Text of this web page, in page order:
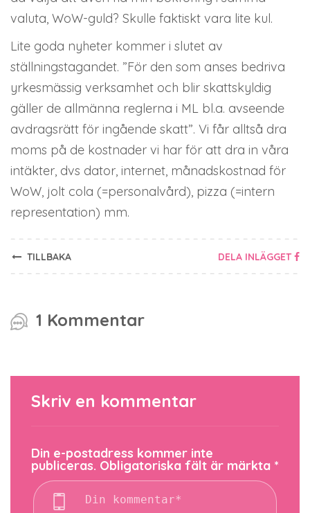
valuta, WoW-guld? Skulle faktiskt vara lite kul.
Lite goda nyheter kommer i slutet av
ställningstagandet. ”För den som anses bedriva
yrkesmässig verksamhet och blir skattskyldig
gäller de allmänna reglerna i ML bl.a. avseende
avdragsrätt för ingående skatt”. Vi får alltså dra
moms på de kostnader vi har för att dra in våra
intäkter, dvs dator, internet, månadskostnad för
WoW, jolt cola (=personalvård), pizza (=intern
representation) mm.
TILLBAKA DELA INLÄGGET
1 Kommentar
Skriv en kommentar
Din e-postadress kommer inte
publiceras. Obligatoriska fält är märkta *